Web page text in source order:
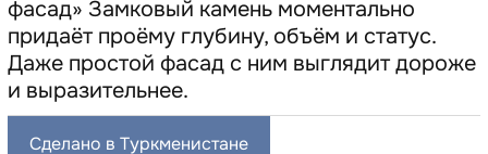
фасад» Замковый камень моментально
придаёт проёму глубину, объём и статус.
Даже простой фасад с ним выглядит дороже
и выразительнее.
Сделано в Туркменистане